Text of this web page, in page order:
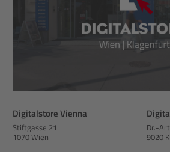
Digitalstore Vienna
Stiftgasse 21
1070 Wien
Dr.-
9020